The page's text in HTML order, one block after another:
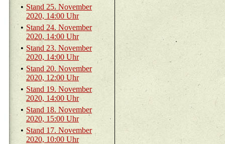
• Stand 25. No­vem­ber
2020, 14:00 Uhr
• Stand 24. No­vem­ber
2020, 14:00 Uhr
• Stand 23. No­vem­ber
2020, 14:00 Uhr
• Stand 20. No­vem­ber
2020, 12:00 Uhr
• Stand 19. No­vem­ber
2020, 14:00 Uhr
• Stand 18. No­vem­ber
2020, 15:00 Uhr
• Stand 17. No­vem­ber
2020, 10:00 Uhr